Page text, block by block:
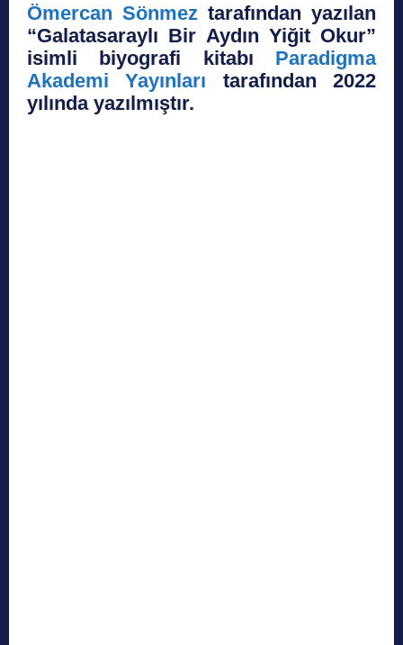
Ömercan Sönmez tarafından yazılan
“Galatasaraylı Bir Aydın Yiğit Okur”
isimli biyografi kitabı Paradigma
Akademi Yayınları tarafından 2022
yılında yazılmıştır.